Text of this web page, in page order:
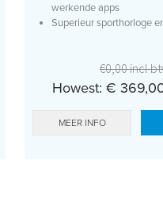
werkende apps
Superieur sporthorloge
€0,00 incl
Howest: €
MEER INFO